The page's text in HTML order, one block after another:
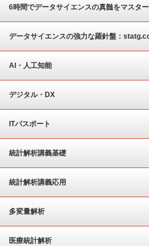
6時間でデータサイエンスの真髄をマスタ
ート
データサイエンスの強力な羅針盤：
AI・人工知能
デジタル・DX
ITパスポート
統計解析講義基礎
統計解析講義応用
多変量解析
医療統計解析